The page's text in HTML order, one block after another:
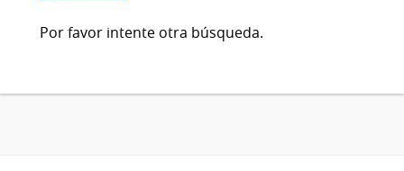
Por favor intente otra búsqueda.